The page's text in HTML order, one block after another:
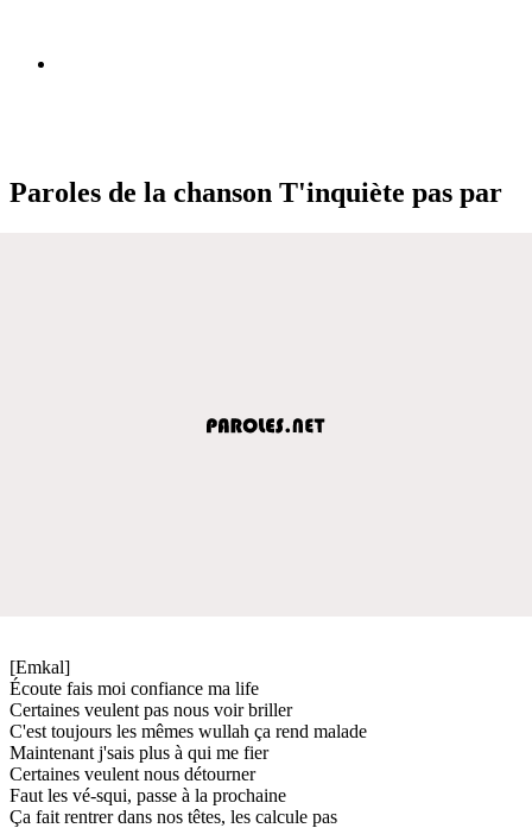
Paroles de la chanson T'inquiète pas par
[Emkal]
Écoute fais moi confiance ma life
Certaines veulent pas nous voir briller
C'est toujours les mêmes wullah ça rend malade
Maintenant j'sais plus à qui me fier
Certaines veulent nous détourner
Faut les vé-squi, passe à la prochaine
Ça fait rentrer dans nos têtes, les calcule pas